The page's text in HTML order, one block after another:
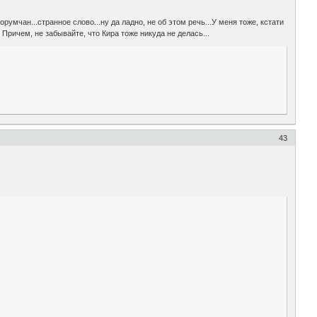
слово...ну да ладно, не об этом речь...У меня тоже, кстати
не забывайте, что Кира тоже никуда не делась...
43